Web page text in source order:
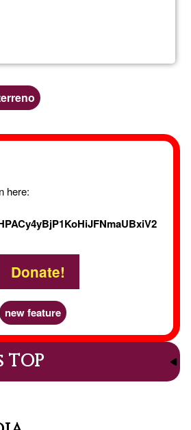
here:
Donate!
new feature